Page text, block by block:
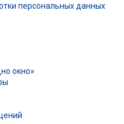
персональных данных
окно»